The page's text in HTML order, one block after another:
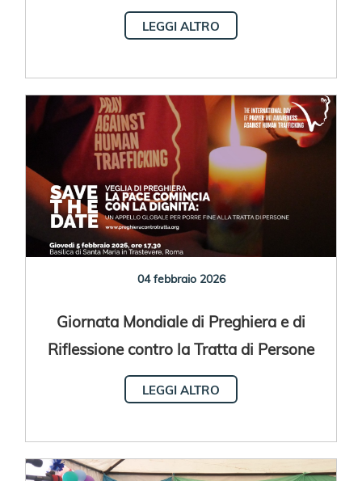
LEGGI ALTRO
04 febbraio 2026
Giornata Mondiale di Preghiera e di
Riflessione contro la Tratta di Persone
2026
LEGGI ALTRO